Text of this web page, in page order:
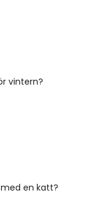
vintern?
en katt?